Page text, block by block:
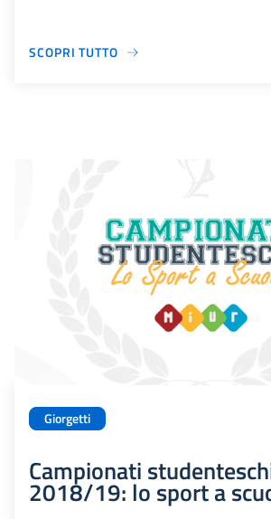
SCOPRI TUTTO
Giorgetti
Campionati
2018/19: lo sport a